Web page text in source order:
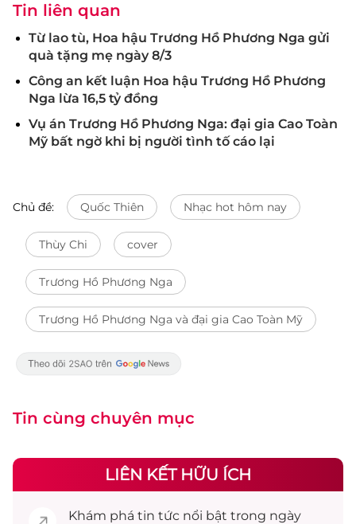
Tin liên quan
Từ lao tù, Hoa hậu Trương Hồ Phương Nga gửi
quà tặng mẹ ngày 8/3
Công an kết luận Hoa hậu Trương Hồ Phương
Nga lừa 16,5 tỷ đồng
Vụ án Trương Hồ Phương Nga: đại gia Cao Toàn
Mỹ bất ngờ khi bị người tình tố cáo lại
Chủ đề: Quốc Thiên Nhạc hot hôm nay
Thùy Chi cover
Trương Hồ Phương Nga
Trương Hồ Phương Nga và đại gia Cao Toàn Mỹ
Tin cùng chuyên mục
LIÊN KẾT HỮU ÍCH
Khám phá tin tức nổi bật trong ngày